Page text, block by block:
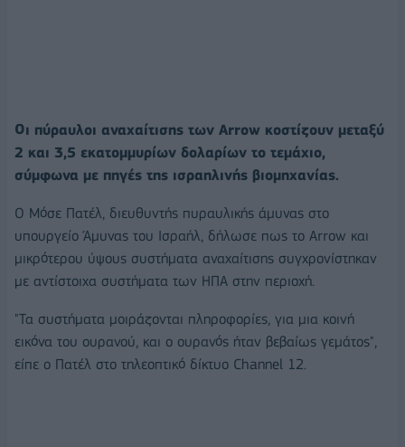
Οι πύραυλοι αναχαίτισης των Arrow κοστίζουν μεταξύ
2 και 3,5 εκατομμυρίων δολαρίων το τεμάχιο,
σύμφωνα με πηγές της ισραηλινής βιομηχανίας.
Ο Μόσε Πατέλ, διευθυντής πυραυλικής άμυνας στο
υπουργείο Άμυνας του Ισραήλ, δήλωσε πως το Arrow και
μικρότερου ύψους συστήματα αναχαίτισης συγχρονίστηκαν
με αντίστοιχα συστήματα των ΗΠΑ στην περιοχή.
"Τα συστήματα μοιράζονται πληροφορίες, για μια κοινή
εικόνα του ουρανού, και ο ουρανός ήταν βεβαίως γεμάτος",
είπε ο Πατέλ στο τηλεοπτικό δίκτυο Channel 12.